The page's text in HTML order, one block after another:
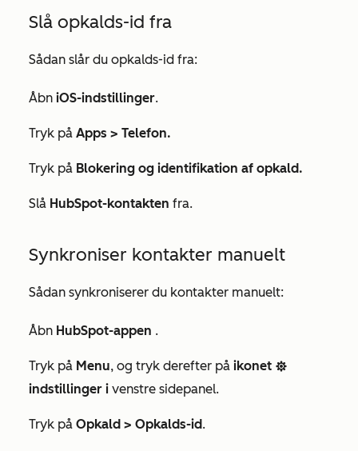
Slå opkalds-id fra
Sådan slår du opkalds-id fra:
Åbn iOS-indstillinger.
Tryk på Apps > Telefon.
Tryk på Blokering og identifikation af opkald.
Slå HubSpot-kontakten fra.
Synkroniser kontakter manuelt
Sådan synkroniserer du kontakter manuelt:
Åbn HubSpot-appen .
Tryk på Menu, og tryk derefter på ikonet settings
indstillinger i venstre sidepanel.
Tryk på Opkald > Opkalds-id.